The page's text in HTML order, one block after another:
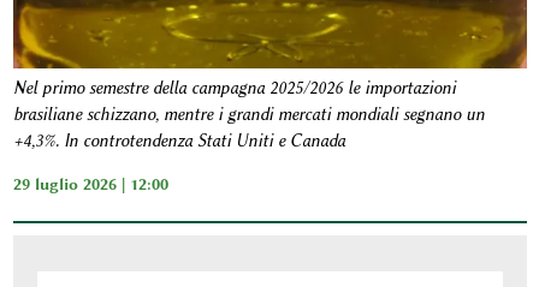
Nel primo semestre della campagna 2025/2026 le importazioni
brasiliane schizzano, mentre i grandi mercati mondiali segnano un
+4,3%. In controtendenza Stati Uniti e Canada
29 luglio 2026 | 12:00